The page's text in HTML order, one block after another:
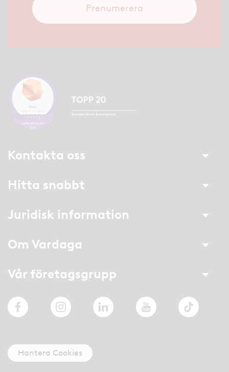
Prenumerera
Kontakta oss
Hitta snabbt
Juridisk information
Om Vardaga
Vår företagsgrupp
FacebookInstagramLinkedIn YouTube TikTok
Hantera Cookies